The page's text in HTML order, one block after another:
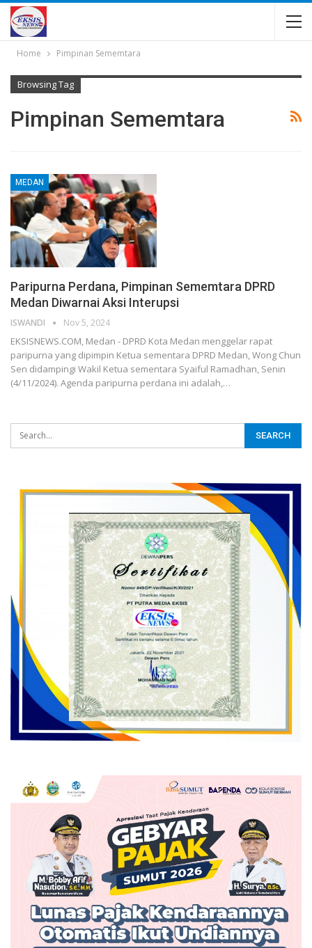
Home Pimpinan Sememtara
Browsing Tag
Pimpinan Sememtara
MEDAN
Paripurna Perdana, Pimpinan Sememtara DPRD
Medan Diwarnai Aksi Interupsi
ISWANDI Nov 5, 2024
EKSISNEWS.COM, Medan - DPRD Kota Medan menggelar rapat
paripurna yang dipimpin Ketua sementara DPRD Medan, Wong Chun
Sen didampingi Wakil Ketua sementara Syaiful Ramadhan, Senin
(4/11/2024). Agenda paripurna perdana ini adalah,…